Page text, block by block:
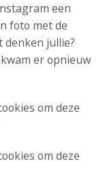
een
foto met de
denken jullie?
er opnieuw
om deze
om deze